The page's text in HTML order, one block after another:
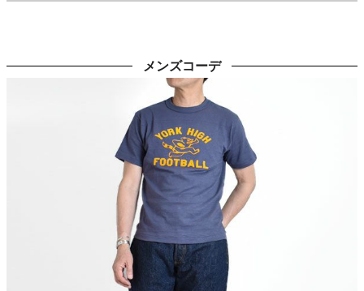
スタブはレーヨン製の両面刺繍でV.WESTのロゴが織り込まれていま
股上がやや深く、腿部分はすっきりとした、裾にかけてやや細くな
る 50年代のヴィンテージを彷彿させるややテーパードしたシルエッ
糸を作る綿からパーツ、シルエットなど細部にまで 50年代後半のヴ
ィンテージジーンズをオマージュした こだわりの逸品です。
梱包には十分注意しておりますが、値札や箱の破損による返品・交
換はお受けしておりません。
あらかじめご理解・ご了承いただけますようお願いいたします。
メンズコーデ